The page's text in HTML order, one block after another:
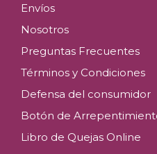
Envíos
Nosotros
Preguntas Frecuentes
Términos y Condiciones
Defensa del consumidor
Botón de
Libro de Quejas Online